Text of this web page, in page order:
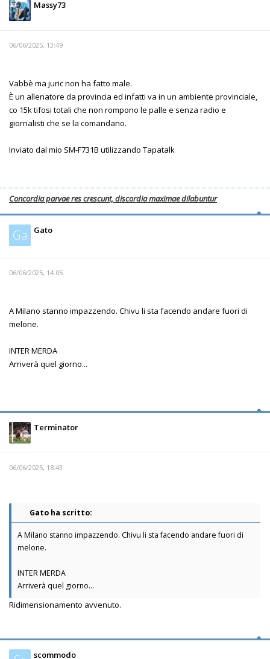
Massy73
06/06/2025, 13:49
Vabbè ma juric non ha fatto male.
È un allenatore da provincia ed infatti va in un ambiente provinciale,
co 15k tifosi totali che non rompono le palle e senza radio e
giornalisti che se la comandano.
Inviato dal mio SM-F731B utilizzando Tapatalk
Concordia parvae res crescunt, discordia maximae dilabuntur
Ga Gato
06/06/2025, 14:05
A Milano stanno impazzendo. Chivu li sta facendo andare fuori di
melone.
INTER MERDA
Arriverà quel giorno...
Terminator
06/06/2025, 18:43
Gato ha scritto:
A Milano stanno impazzendo. Chivu li sta facendo andare fuori di
melone.
INTER MERDA
Arriverà quel giorno...
Ridimensionamento avvenuto.
scommodo